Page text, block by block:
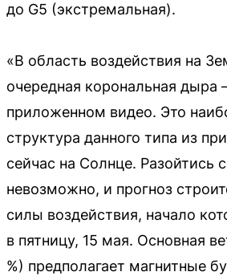
до G5 (экстремальная).
«В область воздействия на
очередная корональная дыра
приложенном видео. Это
структура данного типа из
сейчас на Солнце. Разойтись
невозможно, и прогноз
силы воздействия, начало
в пятницу, 15 мая. Основная
%) предполагает магнитные